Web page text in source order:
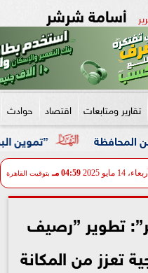
أسامة شرشر
تقارير ومتابعات اقتصاد حوادث
”تموين البحيرة”: ضبط 2707 مخالفات تموينية متنوعة فى حملات رقابية خلال يوليو
14 مايو 2025 04:59 مـ بتوقيت القاهرة
تطوير ”رصيف
تعزز من المكانة